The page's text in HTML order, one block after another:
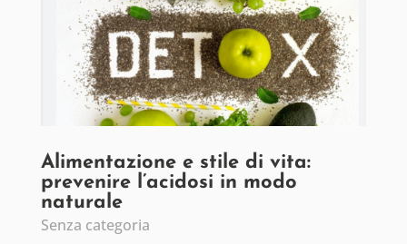
Alimentazione e stile di vita:
prevenire l’acidosi in modo
naturale
Senza categoria